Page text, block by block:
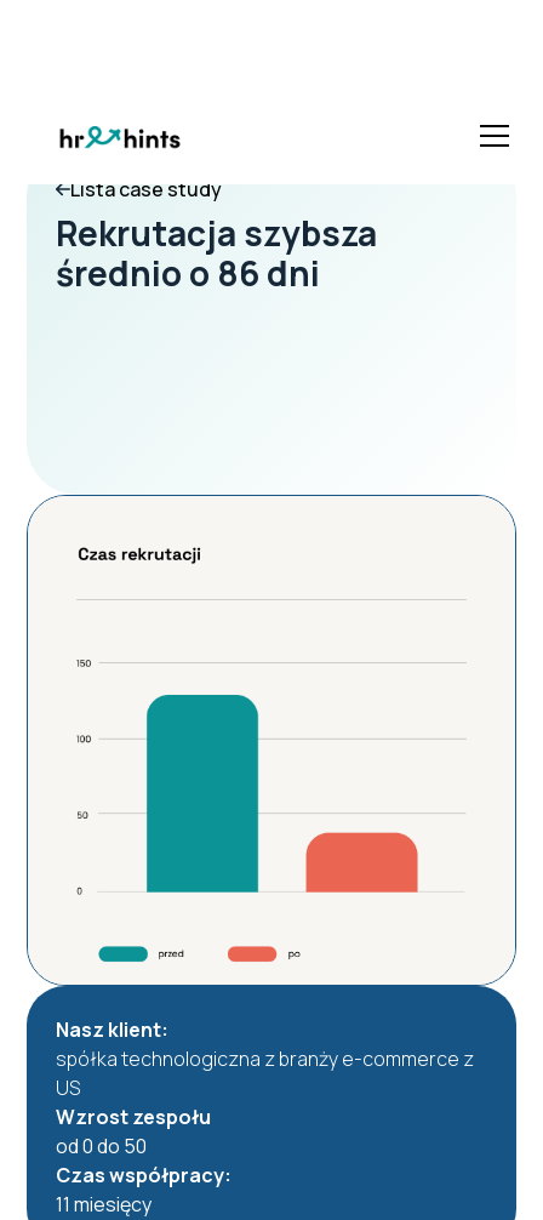
Lista case study
Rekrutacja szybsza
średnio o 86 dni
Nasz klient:
spółka technologiczna z branży e-commerce z
US
Wzrost zespołu
od 0 do 50
Czas współpracy:
11 miesięcy